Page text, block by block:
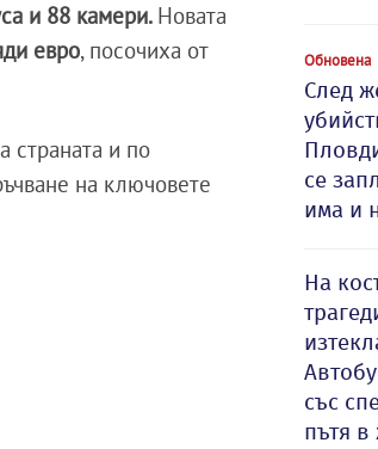
и 88 камери. Новата
евро, посочиха от
страната и по
на ключовете
Обновена
След
се
има и
На
със
пътя в